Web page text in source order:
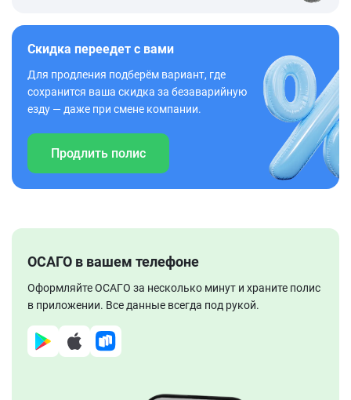
Скидка переедет с вами
Для продления подберём вариант, где
сохранится ваша скидка за безаварийную
езду — даже при смене компании.
Продлить полис
ОСАГО в вашем телефоне
Оформляйте ОСАГО за несколько минут и храните полис
в приложении. Все данные всегда под рукой.